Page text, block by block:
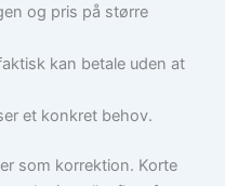
og pris på større
kan betale uden at
et konkret behov.
som korrektion. Korte